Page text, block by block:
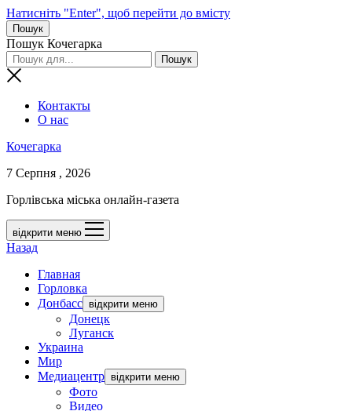
Натисніть "Enter", щоб перейти до вмісту
Пошук
Пошук Кочегарка
Контакты
О нас
Кочегарка
7 Серпня , 2026
Горлівська міська онлайн-газета
відкрити меню
Назад
Главная
Горловка
Донбасс відкрити меню
Донецк
Луганск
Украина
Мир
Медиацентр відкрити меню
Фото
Видео